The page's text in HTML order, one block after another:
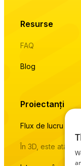
Resurse
FAQ
Blog
Proiectanți
Flux de lucru
În 3D, este atât